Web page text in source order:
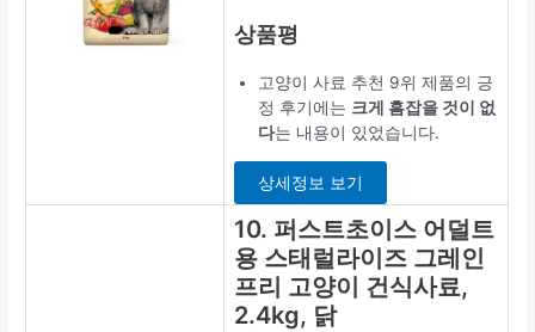
상품평
고양이 사료 추천 9위 제품의 긍
정 후기에는 크게 흠잡을 것이 없
다는 내용이 있었습니다.
상세정보 보기
10. 퍼스트초이스 어덜트
용 스태럴라이즈 그레인
프리 고양이 건식사료,
2.4kg, 닭